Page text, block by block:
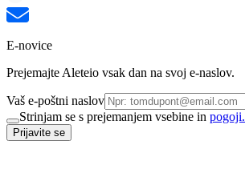
E-novice
Prejemajte Aleteio vsak dan na svoj e-naslov.
Vaš e-poštni naslov
Strinjam se s prejemanjem vsebine in pogoji.
Prijavite se